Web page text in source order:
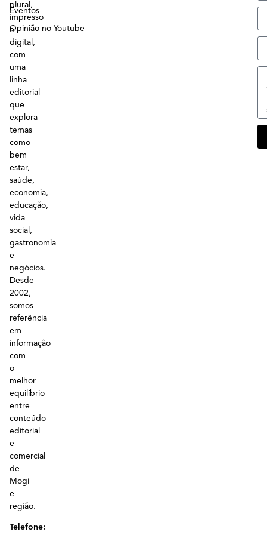
plural,
impresso
e
digital,
com
uma
linha
editorial
que
explora
temas
como
bem
estar,
saúde,
economia,
educação,
vida
social,
gastronomia
e
negócios.
Desde
2002,
somos
referência
em
informação
com
o
melhor
equilíbrio
entre
conteúdo
editorial
e
comercial
de
Mogi
e
região.
Telefone:
Eventos
Opinião no Youtube